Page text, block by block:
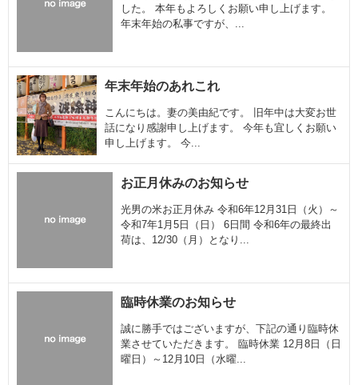
した。 本年もよろしくお願い申し上げます。
年末年始の私事ですが、...
年末年始のあれこれ
こんにちは。妻の美由紀です。 旧年中は大変お世
話になり感謝申し上げます。 今年も宜しくお願い
申し上げます。 今...
お正月休みのお知らせ
光男の米お正月休み 令和6年12月31日（火）～
令和7年1月5日（日） 6日間 令和6年の最終出
荷は、12/30（月）となり...
臨時休業のお知らせ
誠に勝手ではございますが、下記の通り臨時休
業させていただきます。 臨時休業 12月8日（日
曜日）～12月10日（水曜...